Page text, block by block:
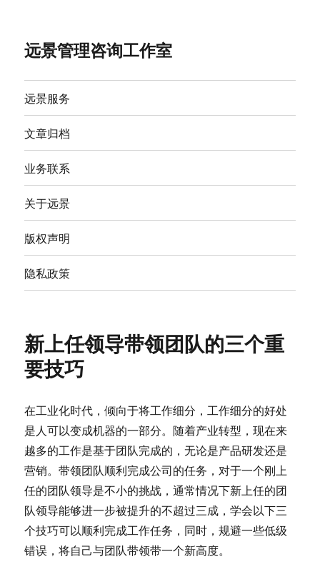
远景管理咨询工作室
远景服务
文章归档
业务联系
关于远景
版权声明
隐私政策
新上任领导带领团队的三个重
要技巧
在工业化时代，倾向于将工作细分，工作细分的好处
是人可以变成机器的一部分。随着产业转型，现在来
越多的工作是基于团队完成的，无论是产品研发还是
营销。带领团队顺利完成公司的任务，对于一个刚上
任的团队领导是不小的挑战，通常情况下新上任的团
队领导能够进一步被提升的不超过三成，学会以下三
个技巧可以顺利完成工作任务，同时，规避一些低级
错误，将自己与团队带领带一个新高度。